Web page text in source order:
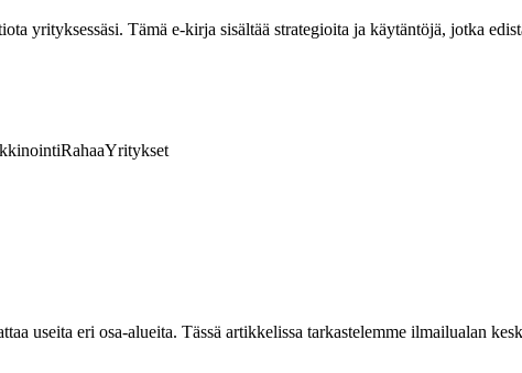
yrityksessäsi. Tämä e-kirja sisältää strategioita ja käytäntöjä, jotka
RahaaYritykset
useita eri osa-alueita. Tässä artikkelissa tarkastelemme ilmailualan